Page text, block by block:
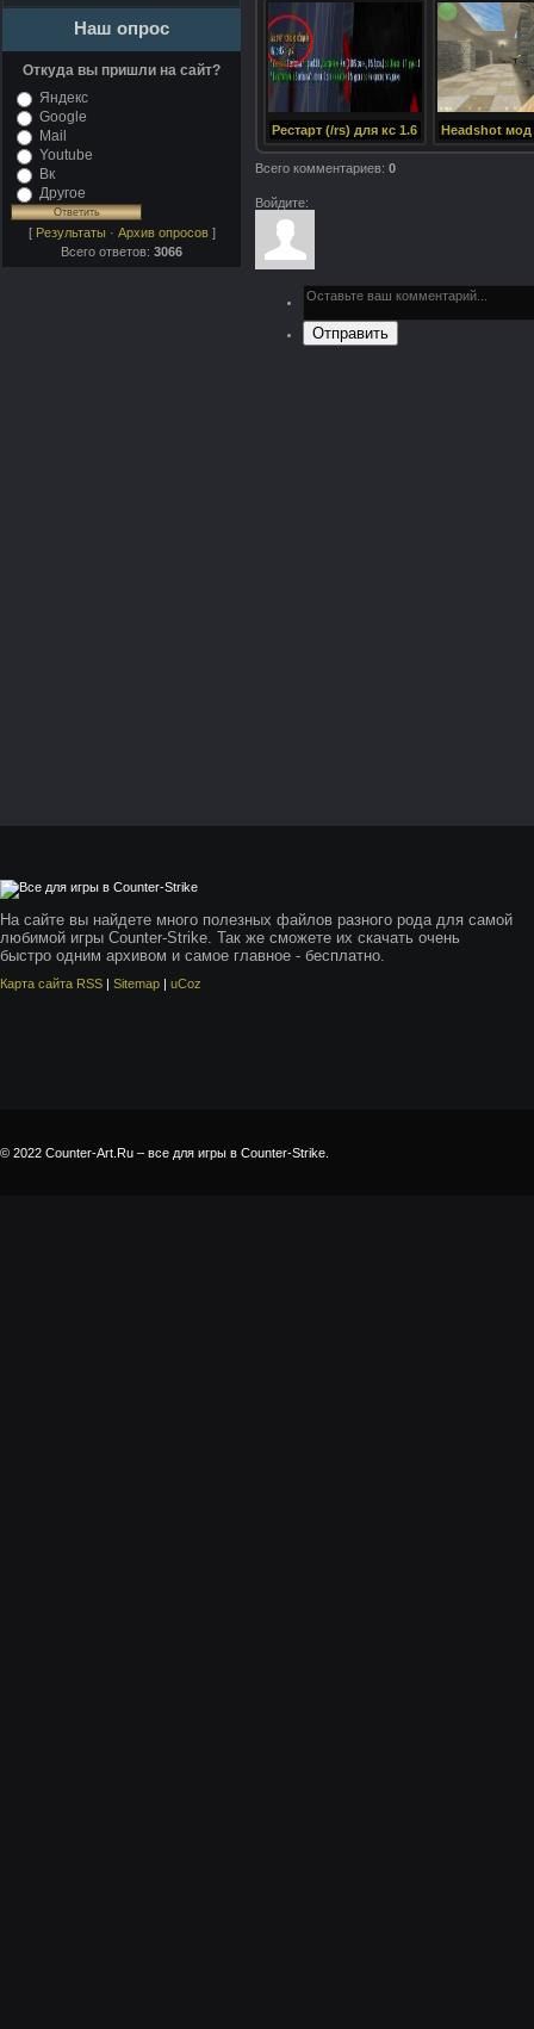
Наш опрос
Откуда вы пришли на сайт?
Яндекс
Google
Mail
Youtube
Вк
Другое
[ Результаты · Архив опросов]
Всего ответов: 3066
Рестарт (/rs) для кс 1.6
Всего комментариев: 0
Войдите:
Отправить
На сайте вы найдете много полезных файлов разного рода для самой
любимой игры Counter-Strike. Так же сможете их скачать очень
быстро одним архивом и самое главное - бесплатно.
Карта сайта RSS | Sitemap | uCoz
© 2022 Counter-Art.Ru – все для игры в Counter-Strike.